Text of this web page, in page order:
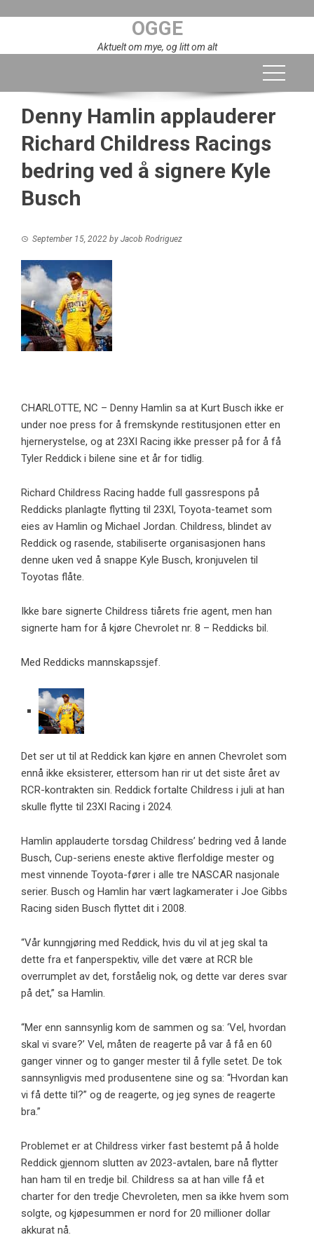
OGGE
Aktuelt om mye, og litt om alt
Denny Hamlin applauderer
Richard Childress Racings
bedring ved å signere Kyle
Busch
September 15, 2022 by Jacob Rodriguez
CHARLOTTE, NC – Denny Hamlin sa at Kurt Busch ikke er
under noe press for å fremskynde restitusjonen etter en
hjernerystelse, og at 23XI Racing ikke presser på for å få
Tyler Reddick i bilene sine et år for tidlig.
Richard Childress Racing hadde full gassrespons på
Reddicks planlagte flytting til 23XI, Toyota-teamet som
eies av Hamlin og Michael Jordan. Childress, blindet av
Reddick og rasende, stabiliserte organisasjonen hans
denne uken ved å snappe Kyle Busch, kronjuvelen til
Toyotas flåte.
Ikke bare signerte Childress tiårets frie agent, men han
signerte ham for å kjøre Chevrolet nr. 8 – Reddicks bil.
Med Reddicks mannskapssjef.
Det ser ut til at Reddick kan kjøre en annen Chevrolet som
ennå ikke eksisterer, ettersom han rir ut det siste året av
RCR-kontrakten sin. Reddick fortalte Childress i juli at han
skulle flytte til 23XI Racing i 2024.
Hamlin applauderte torsdag Childress’ bedring ved å lande
Busch, Cup-seriens eneste aktive flerfoldige mester og
mest vinnende Toyota-fører i alle tre NASCAR nasjonale
serier. Busch og Hamlin har vært lagkamerater i Joe Gibbs
Racing siden Busch flyttet dit i 2008.
“Vår kunngjøring med Reddick, hvis du vil at jeg skal ta
dette fra et fanperspektiv, ville det være at RCR ble
overrumplet av det, forståelig nok, og dette var deres svar
på det,” sa Hamlin.
“Mer enn sannsynlig kom de sammen og sa: ‘Vel, hvordan
skal vi svare?’ Vel, måten de reagerte på var å få en 60
ganger vinner og to ganger mester til å fylle setet. De tok
sannsynligvis med produsentene sine og sa: “Hvordan kan
vi få dette til?” og de reagerte, og jeg synes de reagerte
bra.”
Problemet er at Childress virker fast bestemt på å holde
Reddick gjennom slutten av 2023-avtalen, bare nå flytter
han ham til en tredje bil. Childress sa at han ville få et
charter for den tredje Chevroleten, men sa ikke hvem som
solgte, og kjøpesummen er nord for 20 millioner dollar
akkurat nå.